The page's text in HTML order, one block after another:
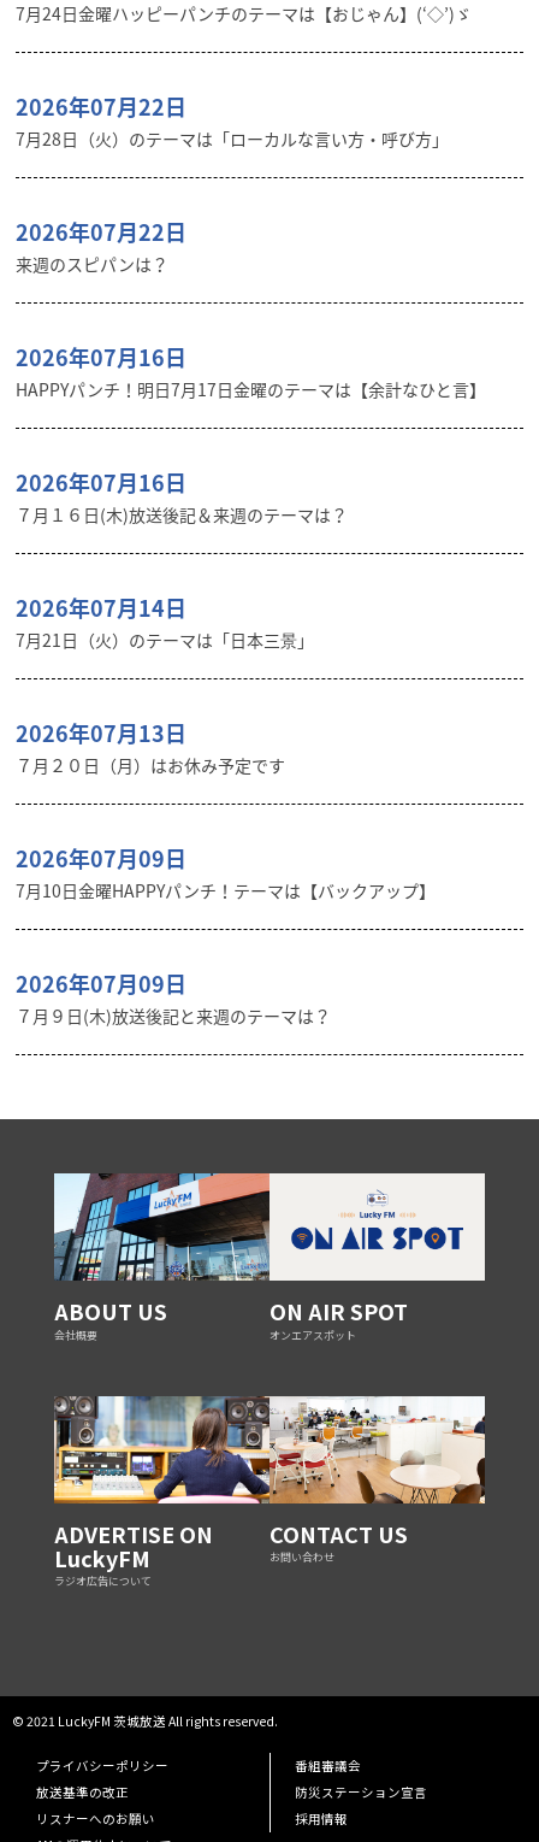
7月24日金曜ハッピーパンチのテーマは【おじゃん】(‘◇’)ゞ
2026年07月22日
7月28日（火）のテーマは「ローカルな言い方・呼び方」
2026年07月22日
来週のスピパンは？
2026年07月16日
HAPPYパンチ！明日7月17日金曜のテーマは【余計なひと言】
2026年07月16日
７月１６日(木)放送後記＆来週のテーマは？
2026年07月14日
7月21日（火）のテーマは「日本三景」
2026年07月13日
７月２０日（月）はお休み予定です
2026年07月09日
7月10日金曜HAPPYパンチ！テーマは【バックアップ】
2026年07月09日
７月９日(木)放送後記と来週のテーマは？
ABOUT US
会社概要
ON AIR SPOT
オンエアスポット
ADVERTISE ON
LuckyFM
ラジオ広告について
CONTACT US
お問い合わせ
© 2021 LuckyFM 茨城放送 All rights reserved.
プライバシーポリシー
番組審議会
放送基準の改正
防災ステーション宣言
リスナーへのお願い
採用情報